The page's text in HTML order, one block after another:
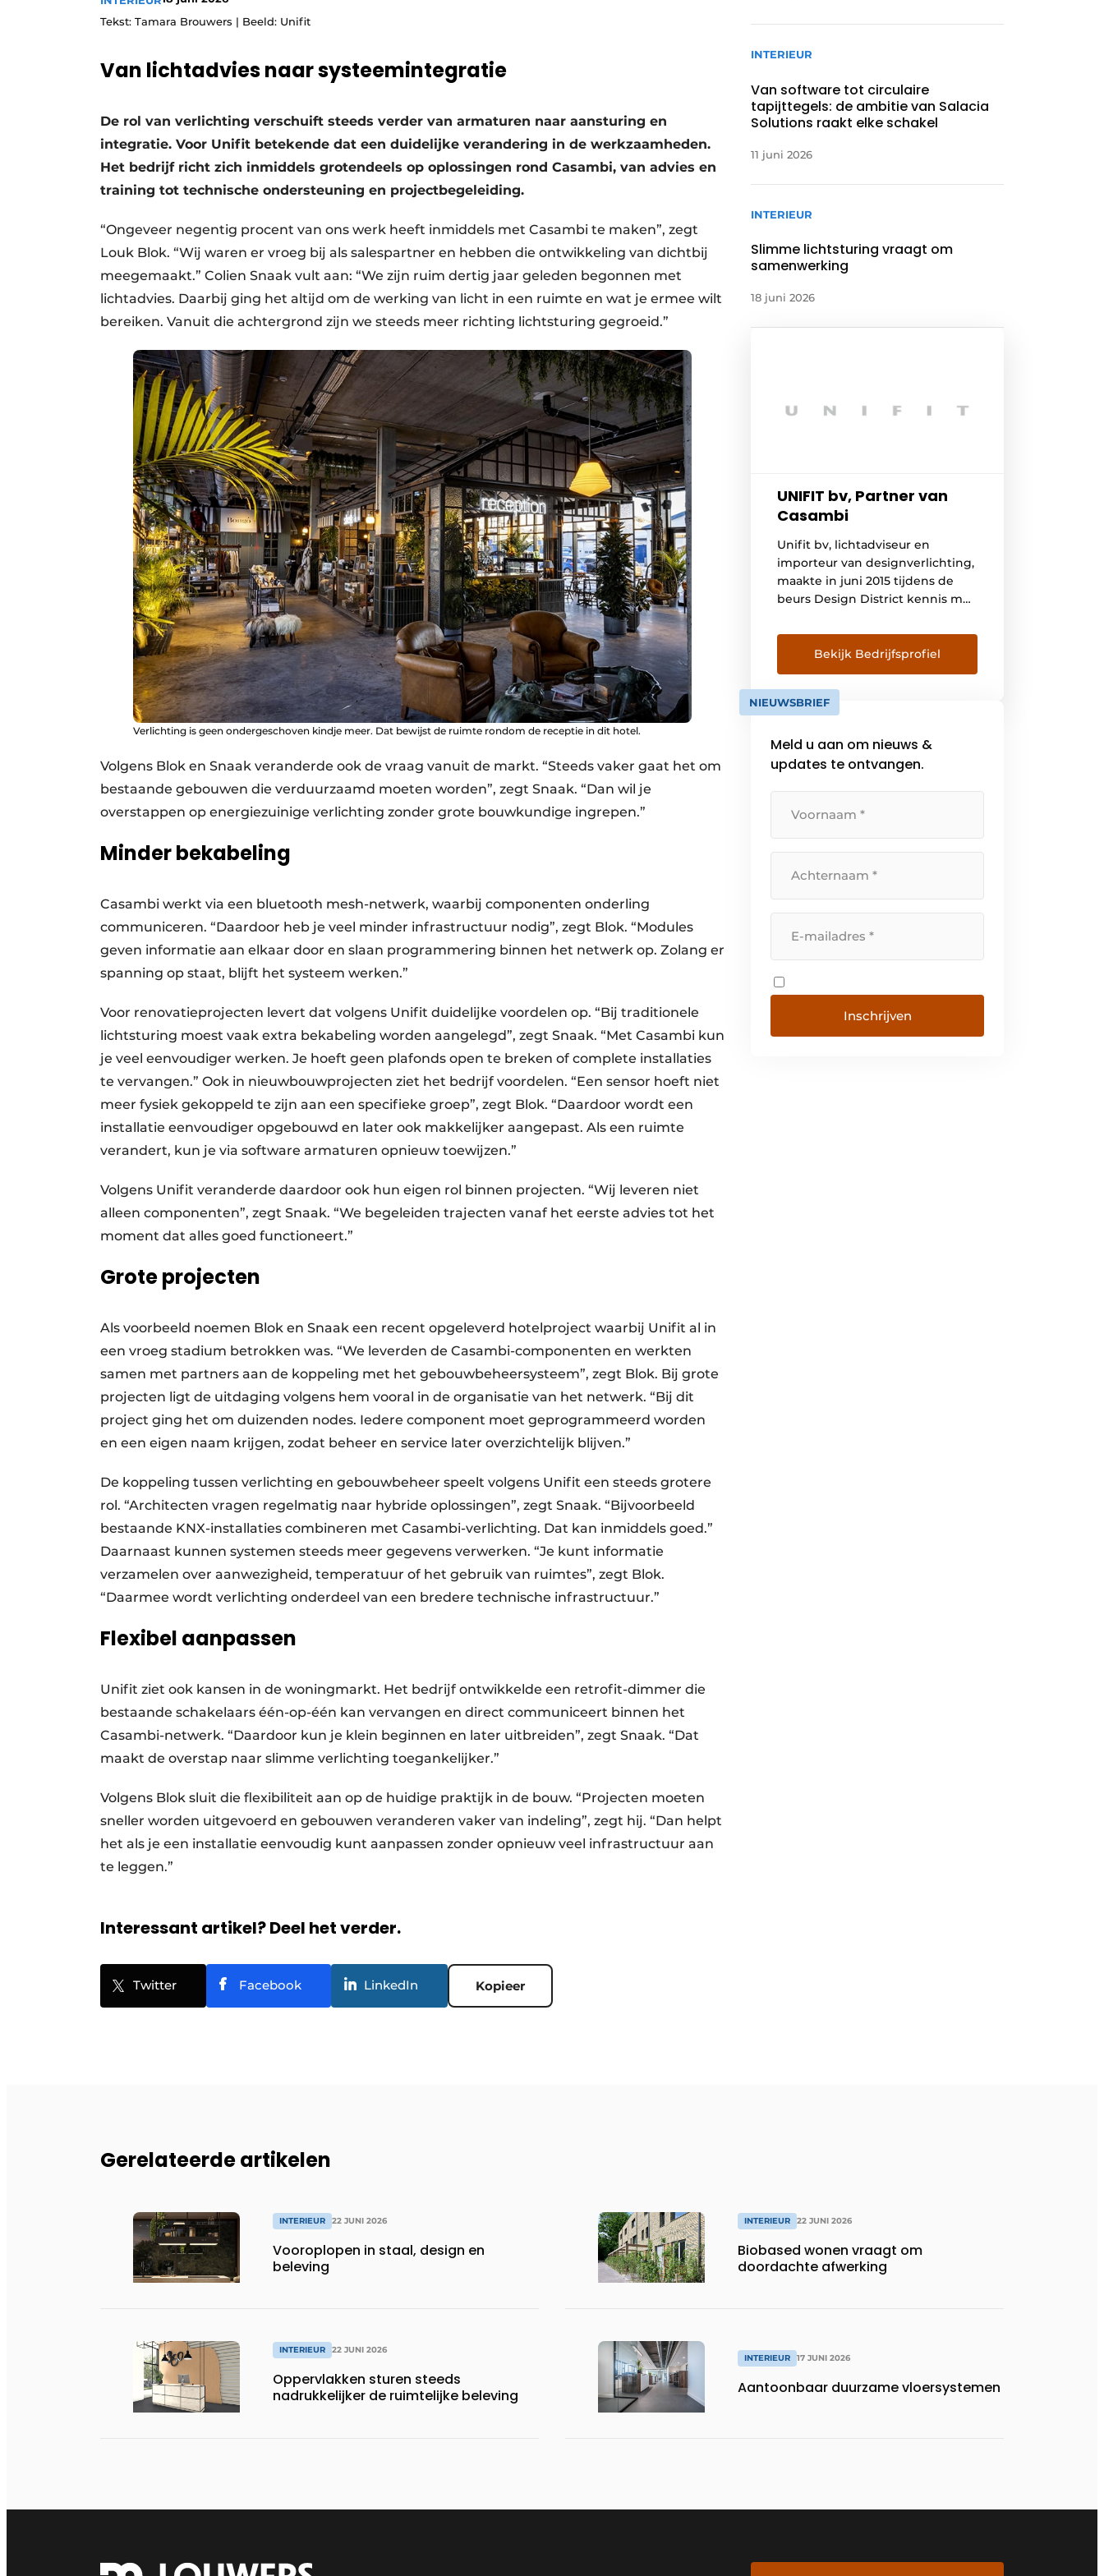
Tekst: Tamara Brouwers | Beeld: Unifit
Van lichtadvies naar systeemintegratie
De rol van verlichting verschuift steeds verder van armaturen naar aansturing en
integratie. Voor Unifit betekende dat een duidelijke verandering in de werkzaamheden.
Het bedrijf richt zich inmiddels grotendeels op oplossingen rond Casambi, van advies en
training tot technische ondersteuning en projectbegeleiding.
“Ongeveer negentig procent van ons werk heeft inmiddels met Casambi te maken”, zegt
Louk Blok. “Wij waren er vroeg bij als salespartner en hebben die ontwikkeling van dichtbij
meegemaakt.” Colien Snaak vult aan: “We zijn ruim dertig jaar geleden begonnen met
lichtadvies. Daarbij ging het altijd om de werking van licht in een ruimte en wat je ermee wilt
bereiken. Vanuit die achtergrond zijn we steeds meer richting lichtsturing gegroeid.”
Verlichting is geen ondergeschoven kindje meer. Dat bewijst de ruimte rondom de receptie in dit hotel.
Volgens Blok en Snaak veranderde ook de vraag vanuit de markt. “Steeds vaker gaat het om
bestaande gebouwen die verduurzaamd moeten worden”, zegt Snaak. “Dan wil je
overstappen op energiezuinige verlichting zonder grote bouwkundige ingrepen.”
Minder bekabeling
Casambi werkt via een bluetooth mesh-netwerk, waarbij componenten onderling
communiceren. “Daardoor heb je veel minder infrastructuur nodig”, zegt Blok. “Modules
geven informatie aan elkaar door en slaan programmering binnen het netwerk op. Zolang er
spanning op staat, blijft het systeem werken.”
Voor renovatieprojecten levert dat volgens Unifit duidelijke voordelen op. “Bij traditionele
lichtsturing moest vaak extra bekabeling worden aangelegd”, zegt Snaak. “Met Casambi kun
je veel eenvoudiger werken. Je hoeft geen plafonds open te breken of complete installaties
te vervangen.” Ook in nieuwbouwprojecten ziet het bedrijf voordelen. “Een sensor hoeft niet
meer fysiek gekoppeld te zijn aan een specifieke groep”, zegt Blok. “Daardoor wordt een
installatie eenvoudiger opgebouwd en later ook makkelijker aangepast. Als een ruimte
verandert, kun je via software armaturen opnieuw toewijzen.”
Volgens Unifit veranderde daardoor ook hun eigen rol binnen projecten. “Wij leveren niet
alleen componenten”, zegt Snaak. “We begeleiden trajecten vanaf het eerste advies tot het
moment dat alles goed functioneert.”
Grote projecten
Als voorbeeld noemen Blok en Snaak een recent opgeleverd hotelproject waarbij Unifit al in
een vroeg stadium betrokken was. “We leverden de Casambi-componenten en werkten
samen met partners aan de koppeling met het gebouwbeheersysteem”, zegt Blok. Bij grote
projecten ligt de uitdaging volgens hem vooral in de organisatie van het netwerk. “Bij dit
project ging het om duizenden nodes. Iedere component moet geprogrammeerd worden
en een eigen naam krijgen, zodat beheer en service later overzichtelijk blijven.”
De koppeling tussen verlichting en gebouwbeheer speelt volgens Unifit een steeds grotere
rol. “Architecten vragen regelmatig naar hybride oplossingen”, zegt Snaak. “Bijvoorbeeld
bestaande KNX-installaties combineren met Casambi-verlichting. Dat kan inmiddels goed.”
Daarnaast kunnen systemen steeds meer gegevens verwerken. “Je kunt informatie
verzamelen over aanwezigheid, temperatuur of het gebruik van ruimtes”, zegt Blok.
“Daarmee wordt verlichting onderdeel van een bredere technische infrastructuur.”
Flexibel aanpassen
Unifit ziet ook kansen in de woningmarkt. Het bedrijf ontwikkelde een retrofit-dimmer die
bestaande schakelaars één-op-één kan vervangen en direct communiceert binnen het
Casambi-netwerk. “Daardoor kun je klein beginnen en later uitbreiden”, zegt Snaak. “Dat
maakt de overstap naar slimme verlichting toegankelijker.”
Volgens Blok sluit die flexibiliteit aan op de huidige praktijk in de bouw. “Projecten moeten
sneller worden uitgevoerd en gebouwen veranderen vaker van indeling”, zegt hij. “Dan helpt
het als je een installatie eenvoudig kunt aanpassen zonder opnieuw veel infrastructuur aan
te leggen.”
Interessant artikel? Deel het verder.
Twitter Facebook LinkedIn Kopieer
INTERIEUR
Van software tot circulaire
tapijttegels: de ambitie van Salacia
Solutions raakt elke schakel
11 juni 2026
INTERIEUR
Slimme lichtsturing vraagt om
samenwerking
18 juni 2026
UNIFIT bv, Partner van
Casambi
Unifit bv, lichtadviseur en
importeur van designverlichting,
maakte in juni 2015 tijdens de
beurs Design District kennis met
meerwaarde van dit systeem:
verlichting draadloos schakelen
en dimmen zonder extra
stuurleidingen. Daarmee biedt
Casambi een efficiënte en
LED-dimming. Inmiddels is
Casambi geïntegreerd in het
Bekijk Bedrijfsprofiel
NIEUWSBRIEF
Meld u aan om nieuws &
updates te ontvangen.
Inschrijven
Gerelateerde artikelen
INTERIEUR 22 JUNI 2026
Vooroplopen in staal, design en
beleving
INTERIEUR 22 JUNI 2026
Oppervlakken sturen steeds
nadrukkelijker de ruimtelijke beleving
INTERIEUR 22 JUNI 2026
Biobased wonen vraagt om
doordachte afwerking
INTERIEUR 17 JUNI 2026
Aantoonbaar duurzame vloersystemen